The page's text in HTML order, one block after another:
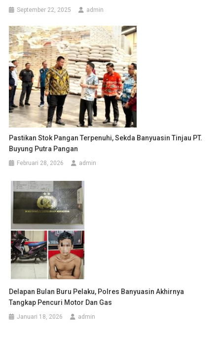
September 22, 2025 admin
Pastikan Stok Pangan Terpenuhi, Sekda Banyuasin Tinjau PT.
Buyung Putra Pangan
Februari 28, 2026 admin
Delapan Bulan Buru Pelaku, Polres Banyuasin Akhirnya
Tangkap Pencuri Motor Dan Gas
Januari 18, 2026 admin